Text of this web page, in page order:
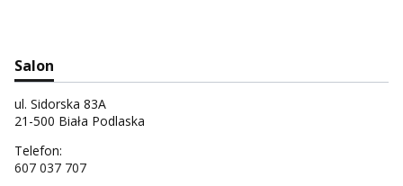
Salon
ul. Sidorska 83A
21-500 Biała Podlaska
Telefon:
607 037 707